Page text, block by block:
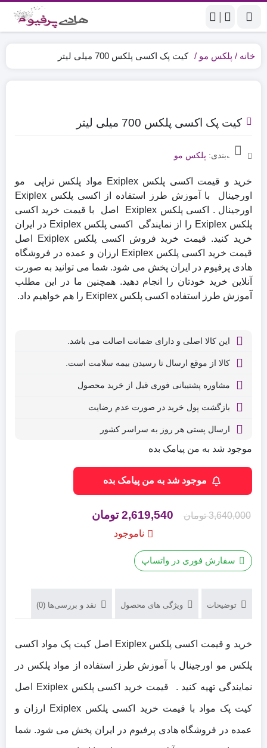
خانه پلکس مو کیت پک اکسی پلکس 700 میلی لیتر
کیت پک اکسی پلکس 700 میلی لیتر
دسته‌بندی: پلکس مو
خرید و قیمت اکسی پلکس Exiplex مواد پلکس تراپی مو
اورجینال با آموزش طرز استفاده از اکسی پلکس Exiplex
اورجینال . اکسی پلکس Exiplex اصل با قیمت خرید اکسی
پلکس Exiplex را از نمایندگی اکسی پلکس Exiplex در ایران
خرید کنید. قیمت خرید فروش اکسی پلکس Exiplex اصل
قیمت خرید اکسی پلکس Exiplex ارزان و عمده در فروشگاه
هادی پرفیوم در ایران پخش می شود. شما می توانید به صورت
آنلاین خرید خودتان را انجام دهید. همچنین ما در این مطلب
آموزش طرز استفاده اکسی پلکس Exiplex را هم خواهیم داد.
این کالا اصلی و دارای ضمانت اصالت می باشد.
کالا از موقع ارسال تا رسیدن بیمه سلامت است.
مشاوره پشتیبانی فوری قبل از خرید محصول
بازگشت پول خرید در صورت عدم رضایت
ارسال پستی هر روز به سراسر کشور
موجود شد به من پیامک بده
موجود شد به من پیامک بده
3,640,000 تومان
قیمت
اصلی
بود.
2,619,540 تومان
ناموجود
سفارش فوری در واتساپ
توضیحات ویژگی های محصول نقد و بررسی‌ها (0)
خرید و قیمت اکسی پلکس Exiplex اصل کیت پک مواد اکسی
پلکس مو اورجینال با آموزش طرز استفاده از مواد پلکس در
نمایندگی تهیه کنید . قیمت خرید اکسی پلکس Exiplex اصل
کیت پک مواد با قیمت خرید اکسی پلکس Exiplex ارزان و
عمده در فروشگاه هادی پرفیوم در ایران پخش می شود. شما